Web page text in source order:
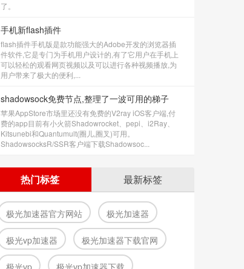
了。
手机新flash插件
flash插件手机版是款功能强大的Adobe开发的浏览器插
件软件,它是专门为手机用户设计的,有了它用户在手机上
可以轻松的观看网页视频以及可以进行各种视频播放,为
用户带来了极大的便利,...
shadowsock免费节点,整理了一波可用的梯子
苹果AppStore市场里还没有免费的V2ray iOS客户端,付
费的app目前有小火箭Shadowrocket、pepi、i2Ray、
Kitsunebi和Quantumult(圈儿,圈叉)可用。
ShadowsocksR/SSR客户端下载Shadowsoc...
热门标签 最新标签
极光加速器官方网站 极光加速器
极光vp加速器 极光加速器下载官网
极光vp 极光vp加速器下载